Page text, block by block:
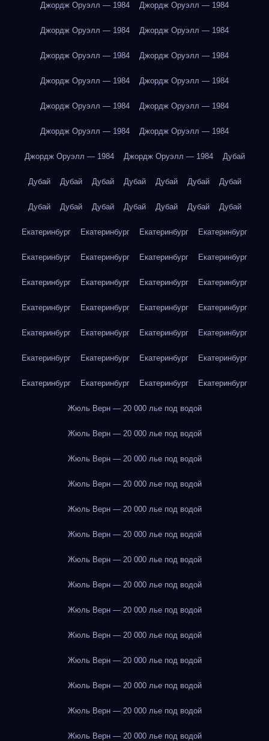
Джордж Оруэлл — 1984 Джордж Оруэлл — 1984
Джордж Оруэлл — 1984 Джордж Оруэлл — 1984
Джордж Оруэлл — 1984 Джордж Оруэлл — 1984
Джордж Оруэлл — 1984 Джордж Оруэлл — 1984
Джордж Оруэлл — 1984 Джордж Оруэлл — 1984
Джордж Оруэлл — 1984 Джордж Оруэлл — 1984
Джордж Оруэлл — 1984 Джордж Оруэлл — 1984 Дубай
Дубай Дубай Дубай Дубай Дубай Дубай Дубай
Дубай Дубай Дубай Дубай Дубай Дубай Дубай
Екатеринбург Екатеринбург Екатеринбург Екатеринбург
Екатеринбург Екатеринбург Екатеринбург Екатеринбург
Екатеринбург Екатеринбург Екатеринбург Екатеринбург
Екатеринбург Екатеринбург Екатеринбург Екатеринбург
Екатеринбург Екатеринбург Екатеринбург Екатеринбург
Екатеринбург Екатеринбург Екатеринбург Екатеринбург
Екатеринбург Екатеринбург Екатеринбург Екатеринбург
Жюль Верн — 20 000 лье под водой
Жюль Верн — 20 000 лье под водой
Жюль Верн — 20 000 лье под водой
Жюль Верн — 20 000 лье под водой
Жюль Верн — 20 000 лье под водой
Жюль Верн — 20 000 лье под водой
Жюль Верн — 20 000 лье под водой
Жюль Верн — 20 000 лье под водой
Жюль Верн — 20 000 лье под водой
Жюль Верн — 20 000 лье под водой
Жюль Верн — 20 000 лье под водой
Жюль Верн — 20 000 лье под водой
Жюль Верн — 20 000 лье под водой
Жюль Верн — 20 000 лье под водой